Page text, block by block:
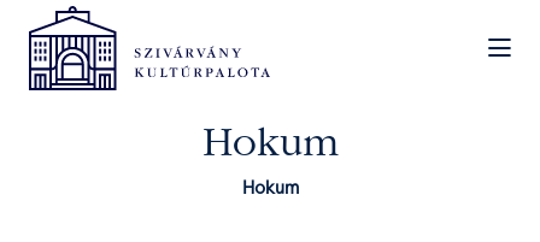
Hokum
Hokum